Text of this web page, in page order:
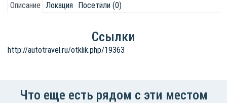
Описание Локация Посетили (0)
Ссылки
http://autotravel.ru/otklik.php/19363
Что еще есть рядом с эти местом